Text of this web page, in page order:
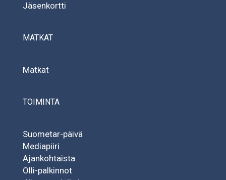
Jäsenkortti
MATKAT
Matkat
TOIMINTA
Suometar-päivä
Mediapiiri
Ajankohtaista
Olli-palkinnot